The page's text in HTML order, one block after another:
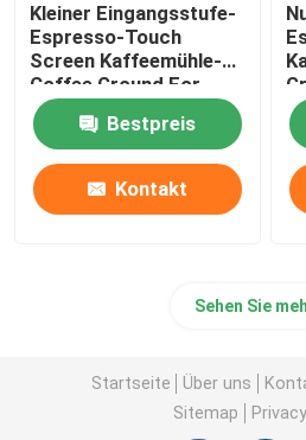
Kleiner Eingangsstufe-
Espresso-Touch
Screen Kaffeemühle-
Coffee Ground For-
Anfänger
Bestpreis
Kontakt
Sehen Sie
Startseite Über uns
Sitemap